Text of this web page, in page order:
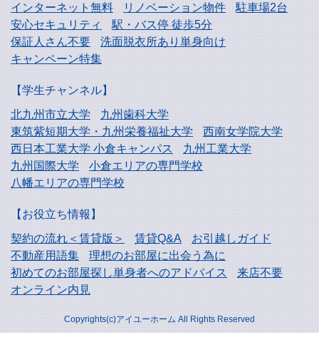
インターネット無料
リノベーション物件
駐車場2台
安心セキュリティ
駅・バス停 徒歩5分
保証人さん不要
洗面脱衣所あり単身向け
キャンペーン特集
【学生チャンネル】
北九州市立大学
九州歯科大学
東筑紫短期大学・九州栄養福祉大学
西南女学院大学
西日本工業大学小倉キャンパス
九州工業大学
九州国際大学
小倉エリアの専門学校
八幡エリアの専門学校
【お役立ち情報】
契約の流れ＜賃貸版＞
賃貸Q&A
お引越しガイド
不動産用語集
理想のお部屋に出会う為に
初めてのお部屋探し単身者へのアドバイス
来店不要
オンライン内見
Copyrights(c)アイユーホーム All Rights Reserved